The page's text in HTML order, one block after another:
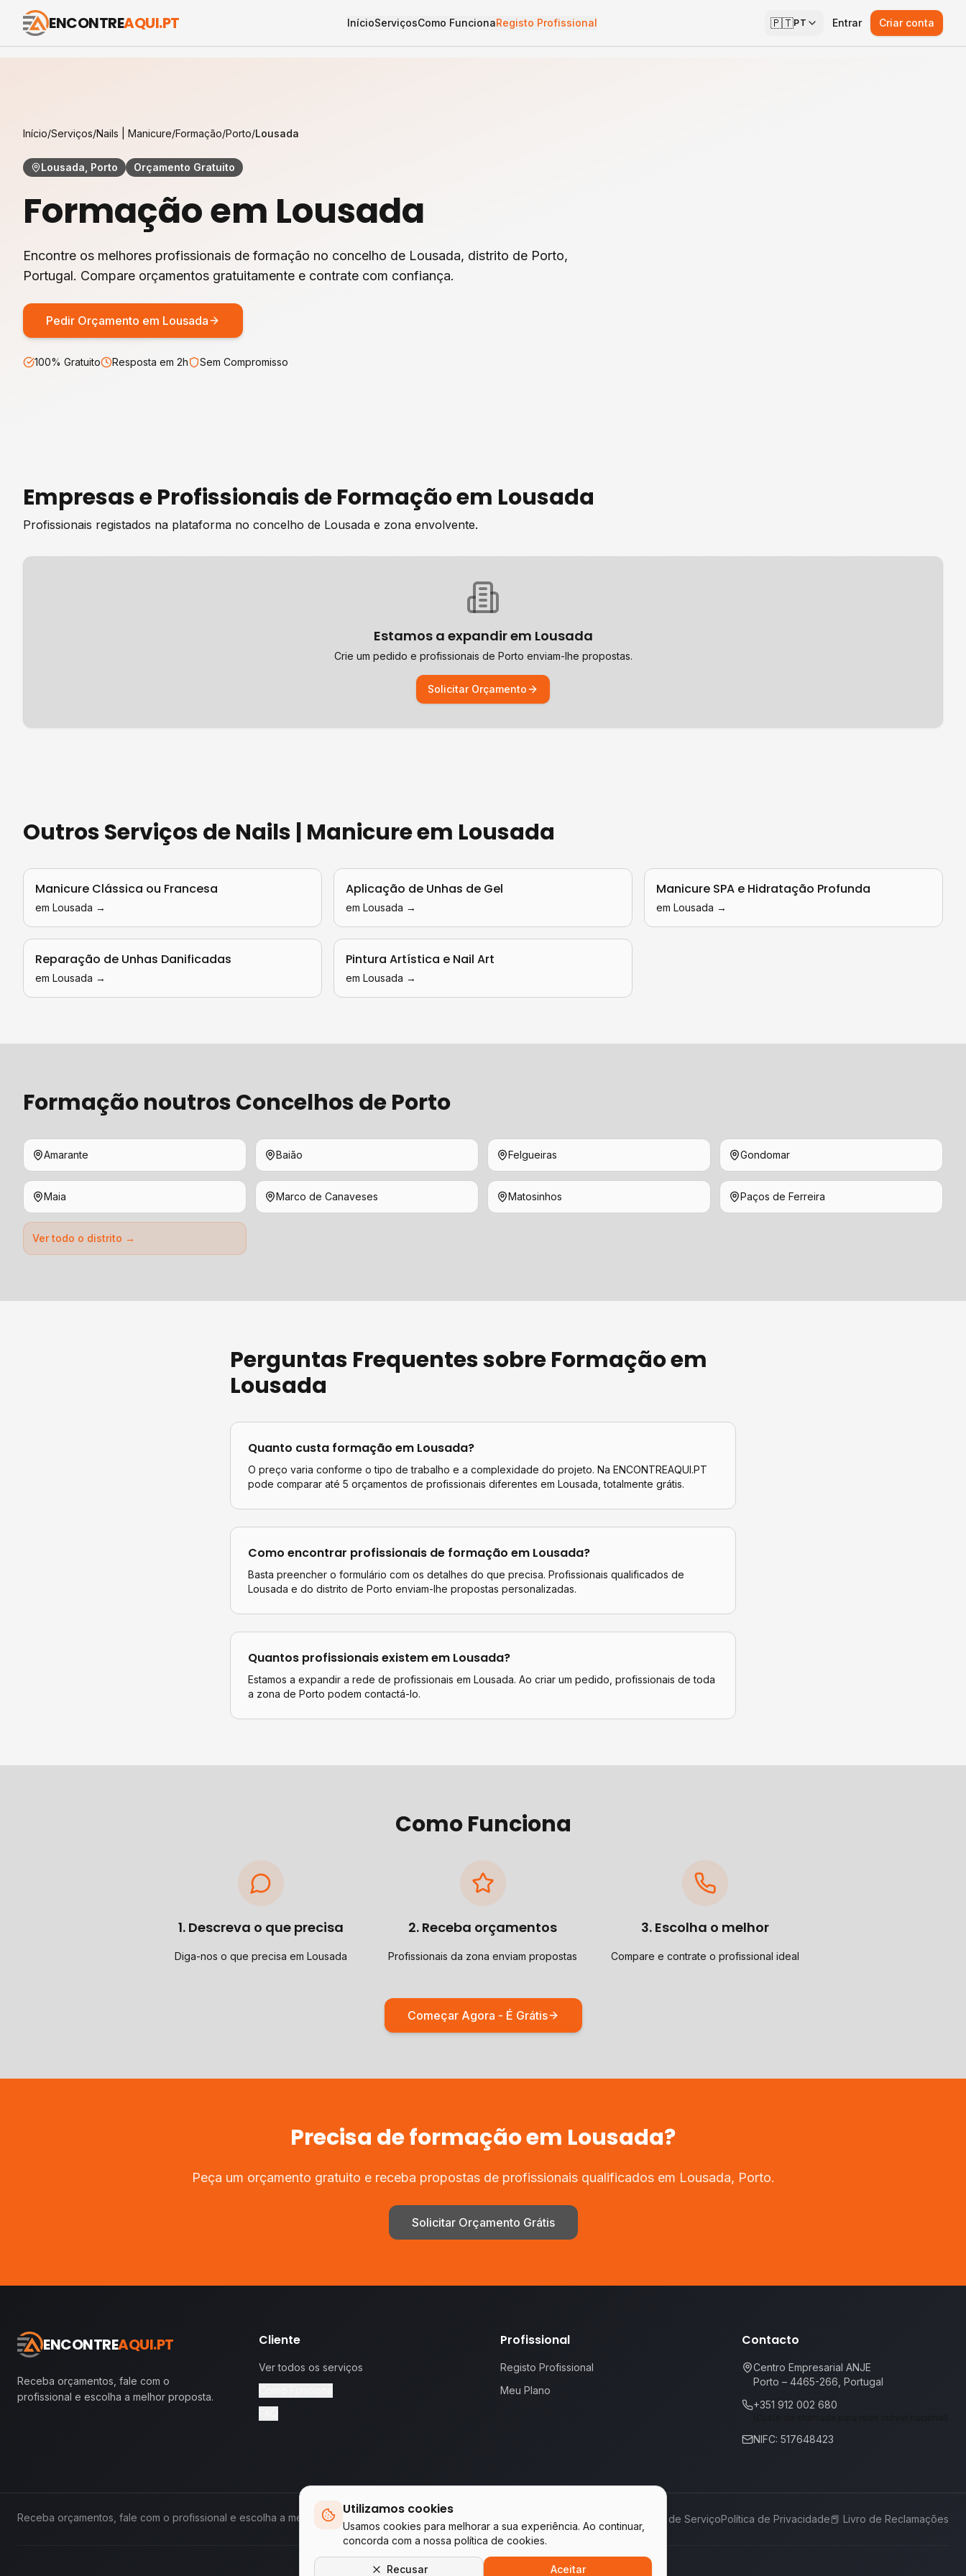
Utilizamos cookies
Usamos cookies para melhorar a sua experiência. Ao continuar,
concorda com a nossa política de cookies.
Recusar Aceitar
ENCONTREAQUI.PT InícioServiçosComo FuncionaRegisto Profissional 🇵🇹PT Entrar Criar conta
Início/Serviços/Nails | Manicure/Formação/Porto/Lousada
Lousada, Porto Orçamento Gratuito
Formaçãoem Lousada
Encontre os melhores profissionais de formação no concelho de Lousada, distrito de Porto,
Portugal. Compare orçamentos gratuitamente e contrate com confiança.
Pedir Orçamento em Lousada
100% Gratuito Resposta em 2h Sem Compromisso
Empresas e Profissionais deFormaçãoem Lousada
Profissionais registados na plataforma no concelho de Lousada e zona envolvente.
Estamos a expandir em Lousada
Crie um pedido e profissionais de Porto enviam-lhe propostas.
Solicitar Orçamento
Outros Serviços deNails | Manicureem Lousada
Manicure Clássica ou Francesa
em Lousada →
Aplicação de Unhas de Gel
em Lousada →
Manicure SPA e Hidratação Profunda
em Lousada →
Reparação de Unhas Danificadas
em Lousada →
Pintura Artística e Nail Art
em Lousada →
Formaçãonoutros Concelhos dePorto
Amarante Baião Felgueiras Gondomar
Maia Marco de Canaveses Matosinhos Paços de Ferreira
Ver todo o distrito →
Perguntas Frequentes sobreFormaçãoem
Lousada
Quanto custa formação em Lousada?
O preço varia conforme o tipo de trabalho e a complexidade do projeto. Na ENCONTREAQUI.PT
pode comparar até 5 orçamentos de profissionais diferentes em Lousada , totalmente grátis.
Como encontrar profissionais de formação em Lousada?
Basta preencher o formulário com os detalhes do que precisa. Profissionais qualificados de
Lousada e do distrito de Porto enviam-lhe propostas personalizadas.
Quantos profissionais existem em Lousada?
Estamos a expandir a rede de profissionais em Lousada. Ao criar um pedido, profissionais de toda
a zona de Porto podem contactá-lo.
Como Funciona
1. Descreva o que precisa
Diga-nos o que precisa em Lousada
2. Receba orçamentos
Profissionais da zona enviam propostas
3. Escolha o melhor
Compare e contrate o profissional ideal
Começar Agora - É Grátis
Precisa deformaçãoem Lousada?
Peça um orçamento gratuito e receba propostas de profissionais qualificados em Lousada, Porto.
Solicitar Orçamento Grátis
ENCONTREAQUI.PT
Receba orçamentos, fale com o
profissional e escolha a melhor proposta.
Cliente
Ver todos os serviços
Profissional
Registo Profissional
Meu Plano
Contacto
Centro Empresarial ANJE
Porto – 4465-266, Portugal
+351 912 002 680
NIFC: 517648423
Receba orçamentos, fale com o profissional e escolha a melhor proposta. Termos de ServiçoPolítica de Privacidade📕 Livro de Reclamações
Empresas do grupo WA Tecnologia & Serviços